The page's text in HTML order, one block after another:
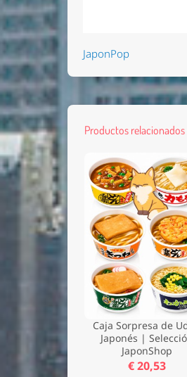
JaponPop
Productos
Caja Sorpresa de
Japonés |
JaponShop
€ 20,53